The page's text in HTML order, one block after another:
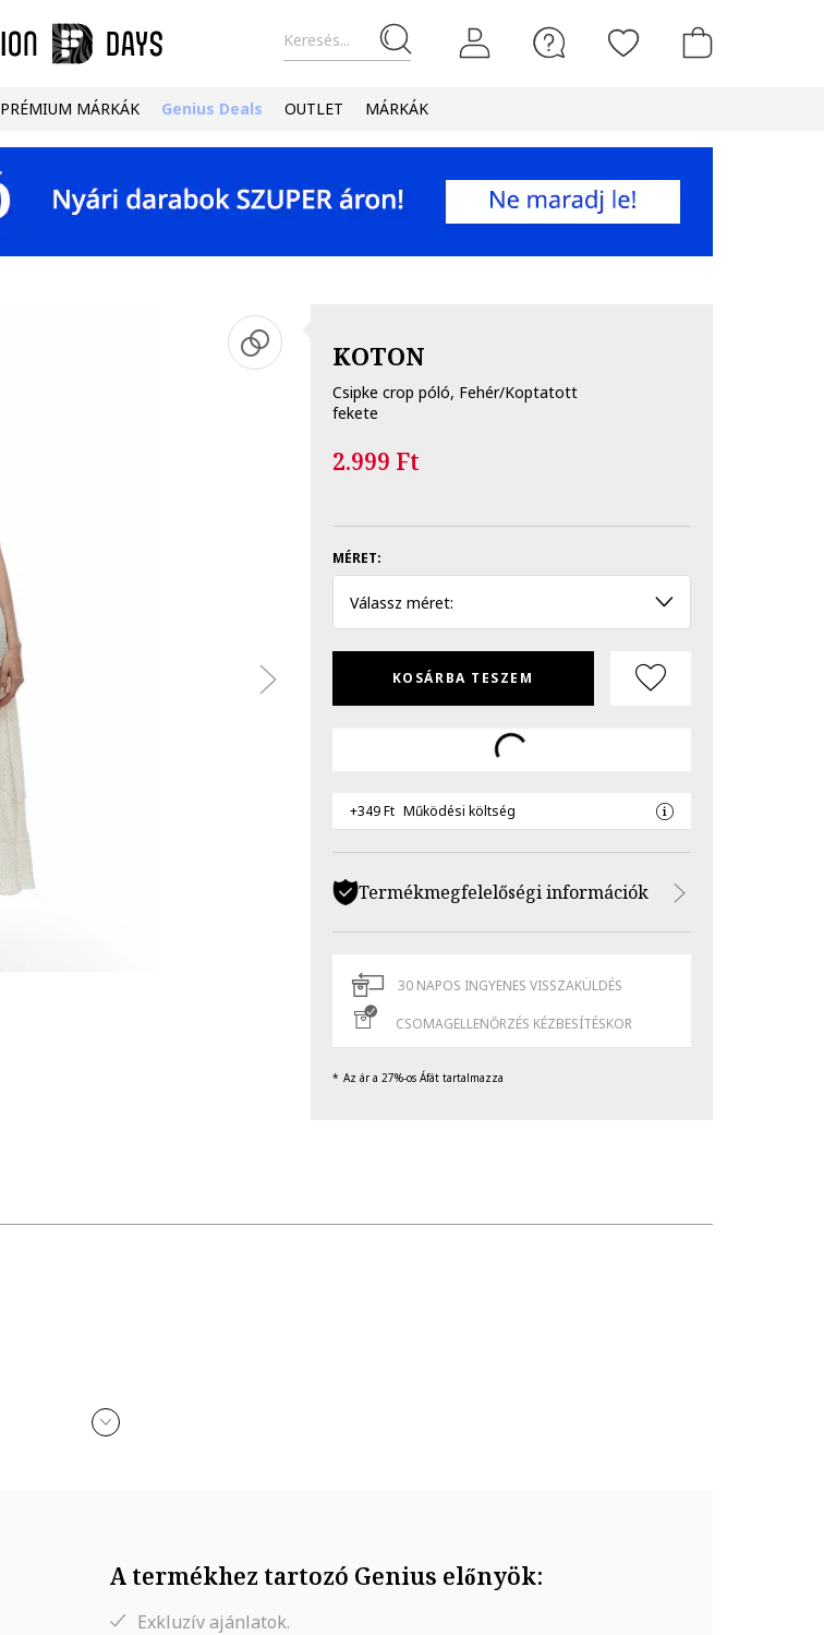
Keresés...
PRÉMIUM MÁRKÁK Genius Deals OUTLET MÁRKÁK
KOTON
Csipke crop póló, Fehér/Koptatott
fekete
2.999 Ft
MÉRET:
Válassz méret:
KOSÁRBA TESZEM
+349 Ft Működési költség
Termékmegfelelőségi információk
30 NAPOS INGYENES VISSZAKÜLDÉS
CSOMAGELLENŐRZÉS KÉZBESÍTÉSKOR
Az ár a 27%-os Áfát tartalmazza
A termékhez tartozó Genius előnyök:
Exkluzív ajánlatok.